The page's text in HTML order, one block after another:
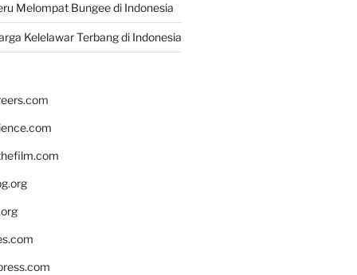
Melompat Bungee di Indonesia
Kelelawar Terbang di Indonesia